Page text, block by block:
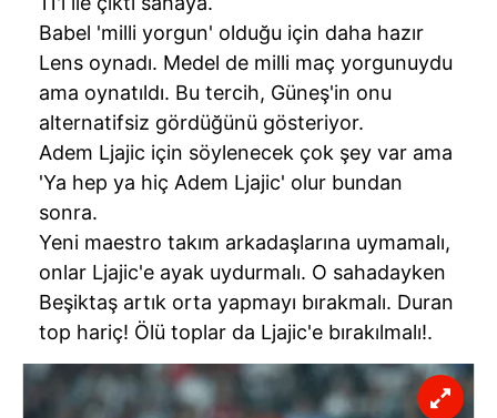
Babel 'milli yorgun' olduğu için daha hazır
Lens oynadı. Medel de milli maç yorgunuydu
ama oynatıldı. Bu tercih, Güneş'in onu
alternatifsiz gördüğünü gösteriyor.
Adem Ljajic için söylenecek çok şey var ama
'Ya hep ya hiç Adem Ljajic' olur bundan
sonra.
Yeni maestro takım arkadaşlarına uymamalı,
onlar Ljajic'e ayak uydurmalı. O sahadayken
Beşiktaş artık orta yapmayı bırakmalı. Duran
top hariç! Ölü toplar da Ljajic'e bırakılmalı!.